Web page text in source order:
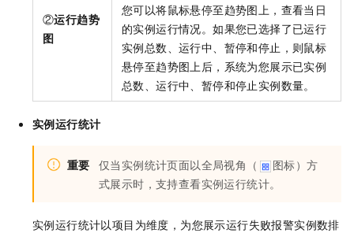
②运行趋势
图
您可以将鼠标悬停至趋势图上，查看当日
的实例运行情况。如果您已选择了已运行
实例总数、运行中、暂停和停止，则鼠标
悬停至趋势图上后，系统为您展示已实例
总数、运行中、暂停和停止实例数量。
实例运行统计
重要 仅当实例统计页面以全局视角（
图标）方
式展示时，支持查看实例运行统计。
实例运行统计以项目为维度，为您展示运行失败报警实例数排